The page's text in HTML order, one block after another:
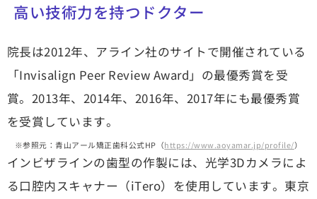
高い技術力を持つドクター
院長は2012年、アライン社のサイトで開催されている
「Invisalign Peer Review Award」の最優秀賞を受
賞。2013年、2014年、2016年、2017年にも最優秀賞
を受賞しています。
※参照元：青山アール矯正歯科公式HP（https://www.aoyamar.jp/profile/）
インビザラインの歯型の作製には、光学3Dカメラによ
る口腔内スキャナー（iTero）を使用しています。 東京